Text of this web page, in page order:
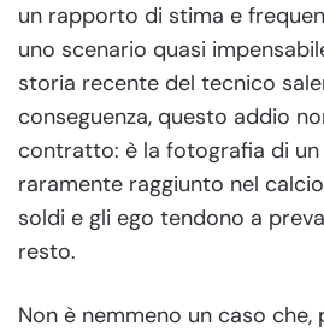
un rapporto di stima e
uno scenario quasi
storia recente del tecnico
conseguenza, questo addio
contratto: è la fotografia di
raramente raggiunto nel
soldi e gli ego tendono a
resto.
Non è nemmeno un caso che,